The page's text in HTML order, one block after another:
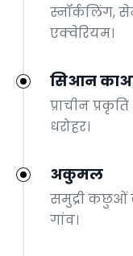
स्नॉर्कलिंग,
एक्वेरियम।
सिआन
प्राचीन
धरोहर।
अकुमल
समुद्री कछुओं
गांव।